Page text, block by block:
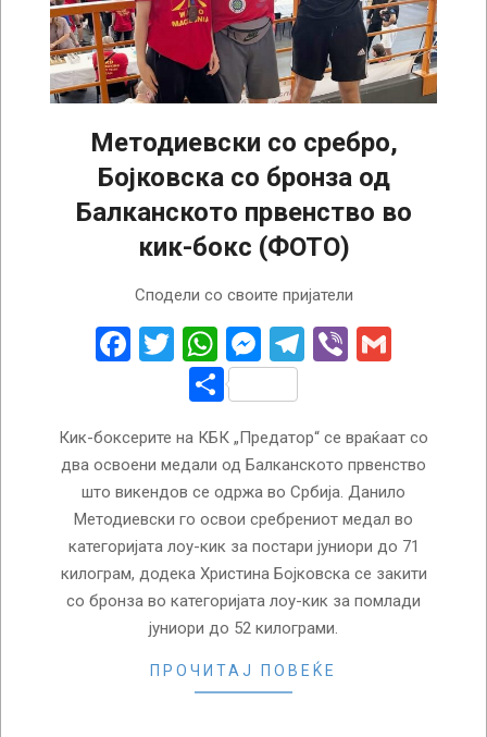
Методиевски со сребро,
Бојковска со бронза од
Балканското првенство во
кик-бокс (ФОТО)
Сподели со своите пријатели
Facebook
Twitter
WhatsApp
Messenger
Telegram
Viber
Share
Кик-боксерите на КБК „Предатор“ се враќаат со
два освоени медали од Балканското првенство
што викендов се одржа во Србија. Данило
Методиевски го освои сребрениот медал во
категоријата лоу-кик за постари јуниори до 71
килограм, додека Христина Бојковска се закити
со бронза во категоријата лоу-кик за помлади
јуниори до 52 килограми.
ПРОЧИТАЈ ПОВЕЌЕ